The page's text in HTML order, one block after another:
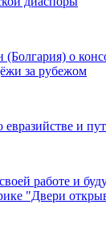
о
за рубежом
евразийстве и
работе и
"Двери